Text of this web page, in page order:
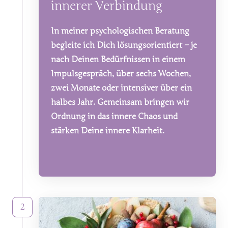
innerer Verbindung
In meiner psychologischen
begleite ich Dich lösungsorientiert –
nach Deinen Bedürfnissen in
Impulsgespräch, über sechs
zwei Monate oder intensiver über
halbes Jahr. Gemeinsam bringen
Ordnung in das innere Chaos
und
stärken Deine innere Klarheit.
2